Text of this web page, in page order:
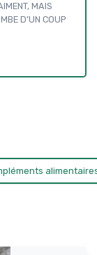
MAIS
D’UN COUP